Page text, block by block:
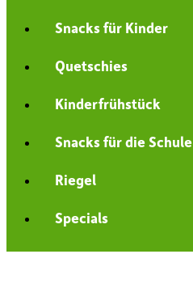
Snacks für Kinder
Quetschies
Kinderfrühstück
Snacks für die Schule
Riegel
Specials